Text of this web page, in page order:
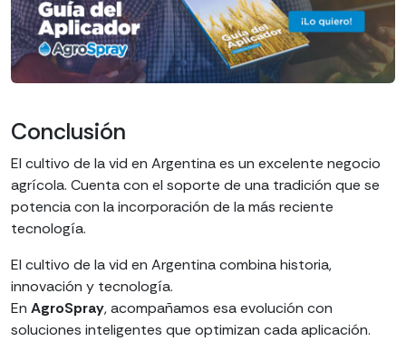
Conclusión
El cultivo de la vid en Argentina es un excelente negocio
agrícola. Cuenta con el soporte de una tradición que se
potencia con la incorporación de la más reciente
tecnología.
El cultivo de la vid en Argentina combina historia,
innovación y tecnología.
En AgroSpray, acompañamos esa evolución con
soluciones inteligentes que optimizan cada aplicación.